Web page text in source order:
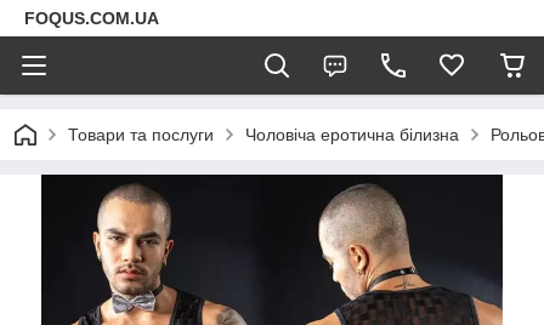
FOQUS.COM.UA
Товари та послуги Чоловіча еротична білизна